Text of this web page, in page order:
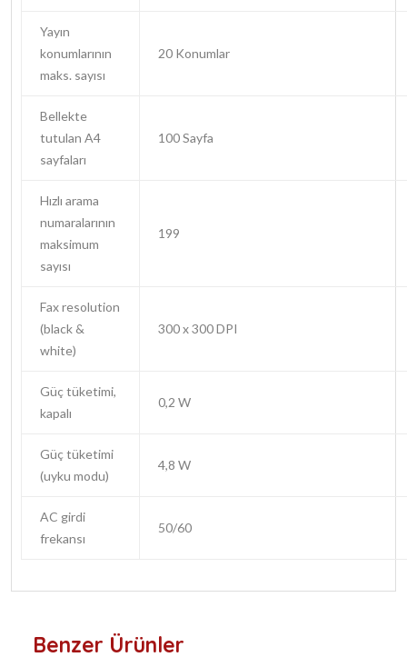
Yayın
konumlarının
maks. sayısı
20 Konumlar
Bellekte
tutulan A4
sayfaları
100 Sayfa
Hızlı arama
numaralarının
maksimum
sayısı
199
Fax resolution
(black &
white)
300 x 300 DPI
Güç tüketimi,
kapalı
0,2 W
Güç tüketimi
(uyku modu)
4,8 W
AC girdi
frekansı
50/60
Benzer Ürünler